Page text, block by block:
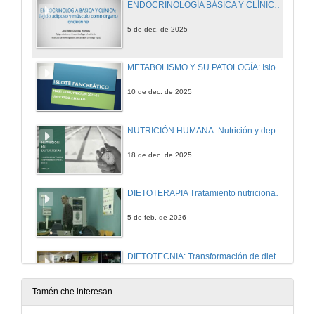
5 de dec. de 2025
METABOLISMO Y SU PATOLOGÍA: Islote pancreático y regulación de la secreción de insulina
10 de dec. de 2025
18 de dec. de 2025
DIETOTERAPIA Tratamiento nutricional de la diabetes
5 de feb. de 2026
6 de feb. de 2026
Tamén che interesan